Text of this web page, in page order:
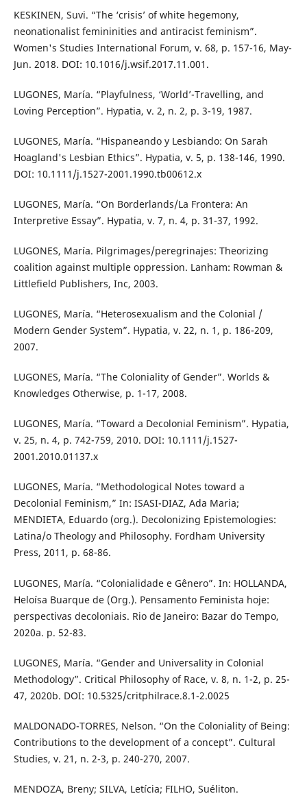
KESKINEN, Suvi. “The ‘crisis’ of white hegemony,
neonationalist femininities and antiracist feminism”.
Women's Studies International Forum, v. 68, p. 157-16, May-
Jun. 2018. DOI: 10.1016/j.wsif.2017.11.001.
LUGONES, María. “Playfulness, ‘World’-Travelling, and
Loving Perception”. Hypatia, v. 2, n. 2, p. 3-19, 1987.
LUGONES, María. “Hispaneando y Lesbiando: On Sarah
Hoagland's Lesbian Ethics”. Hypatia, v. 5, p. 138-146, 1990.
DOI: 10.1111/j.1527-2001.1990.tb00612.x
LUGONES, María. “On Borderlands/La Frontera: An
Interpretive Essay”. Hypatia, v. 7, n. 4, p. 31-37, 1992.
LUGONES, María. Pilgrimages/peregrinajes: Theorizing
coalition against multiple oppression. Lanham: Rowman &
Littlefield Publishers, Inc, 2003.
LUGONES, María. “Heterosexualism and the Colonial /
Modern Gender System”. Hypatia, v. 22, n. 1, p. 186-209,
2007.
LUGONES, María. “The Coloniality of Gender”. Worlds &
Knowledges Otherwise, p. 1-17, 2008.
LUGONES, María. “Toward a Decolonial Feminism”. Hypatia,
v. 25, n. 4, p. 742-759, 2010. DOI: 10.1111/j.1527-
2001.2010.01137.x
LUGONES, María. “Methodological Notes toward a
Decolonial Feminism,” In: ISASI-DIAZ, Ada Maria;
MENDIETA, Eduardo (org.). Decolonizing Epistemologies:
Latina/o Theology and Philosophy. Fordham University
Press, 2011, p. 68-86.
LUGONES, María. “Colonialidade e Gênero”. In: HOLLANDA,
Heloísa Buarque de (Org.). Pensamento Feminista hoje:
perspectivas decoloniais. Rio de Janeiro: Bazar do Tempo,
2020a. p. 52-83.
LUGONES, María. “Gender and Universality in Colonial
Methodology”. Critical Philosophy of Race, v. 8, n. 1-2, p. 25-
47, 2020b. DOI: 10.5325/critphilrace.8.1-2.0025
MALDONADO-TORRES, Nelson. “On the Coloniality of Being:
Contributions to the development of a concept”. Cultural
Studies, v. 21, n. 2-3, p. 240-270, 2007.
MENDOZA, Breny; SILVA, Letícia; FILHO, Suéliton.